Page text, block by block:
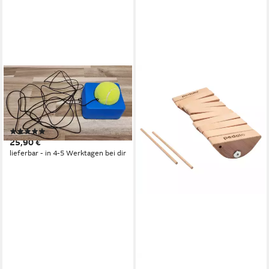
CHARLSTEN
Tennis-Trainer Charlsten
Tennistrainer mit Gummiband,
(1-St)
(1)
25,90 €
lieferbar - in 4-5 Werktagen bei dir